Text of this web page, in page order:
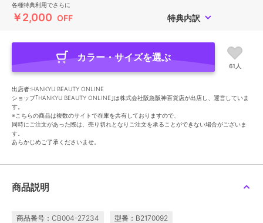
各種特典利用でさらに
￥2,000 OFF 特典内訳
カラー・サイズを選ぶ
61人
出店者:HANKYU BEAUTY ONLINE
ショップ｢HANKYU BEAUTY ONLINE｣は株式会社阪急阪神百貨店が出店し、運営していま
す。
※こちらの商品は複数のサイトで在庫を共有しておりますので、
同時にご注文があった際は、売り切れとなりご注文を承ることができない場合がございま
す。
あらかじめご了承くださいませ。
商品説明
商品番号：CB004-27234 型番：B2170092